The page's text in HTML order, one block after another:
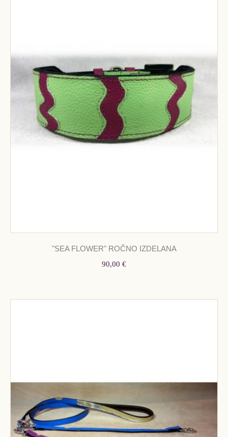
"SEA FLOWER" ROČNO IZDELANA
90,00 €